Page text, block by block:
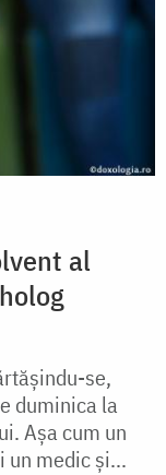
al
se,
duminica la
Așa cum un
un medic și...